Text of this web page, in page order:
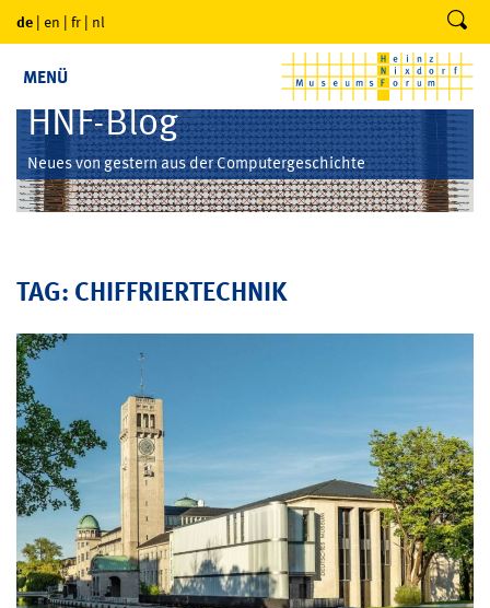
de | en | fr | nl
MENÜ
HNF-Blog
Neues von gestern aus der Computergeschichte
TAG: CHIFFRIERTECHNIK